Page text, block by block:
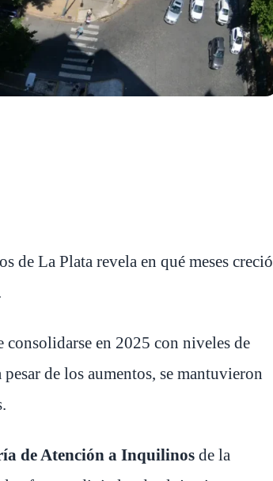
de La Plata revela en qué meses creció
consolidarse en 2025 con niveles de
de los aumentos, se mantuvieron
de Atención a Inquilinos de la